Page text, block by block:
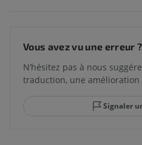
Vous avez vu une erreur ?
N’hésitez pas à nous
traduction, une amélioration
Signaler